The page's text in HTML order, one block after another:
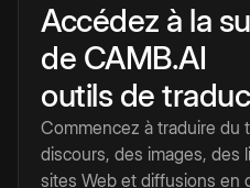
Accédez à la
de CAMB.AI
outils de
Commencez à traduire du
discours, des images, des
sites Web et diffusions en